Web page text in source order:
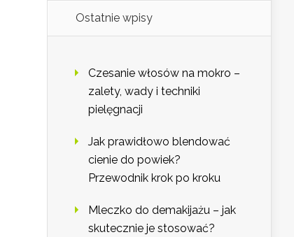
Ostatnie wpisy
Czesanie włosów na mokro –
zalety, wady i techniki
pielęgnacji
Jak prawidłowo blendować
cienie do powiek?
Przewodnik krok po kroku
Mleczko do demakijażu – jak
skutecznie je stosować?